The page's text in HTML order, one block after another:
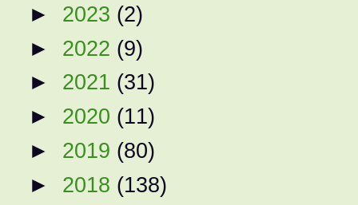
► 2023 (2)
► 2022 (9)
► 2021 (31)
► 2020 (11)
► 2019 (80)
► 2018 (138)